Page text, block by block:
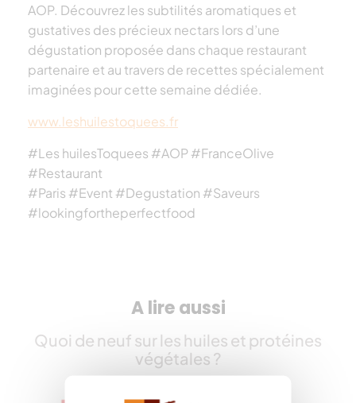
AOP. Découvrez les subtilités aromatiques et
gustatives des précieux nectars lors d’une
dégustation proposée dans chaque restaurant
partenaire et au travers de recettes spécialement
imaginées pour cette semaine dédiée.
www.leshuilestoquees.fr
#Les huilesToquees #AOP #FranceOlive
#Restaurant
#Paris #Event #Degustation #Saveurs
#lookingfortheperfectfood
A lire aussi
Quoi de neuf sur les huiles et protéines
végétales ?